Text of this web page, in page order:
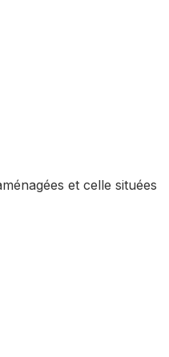
et celle situées